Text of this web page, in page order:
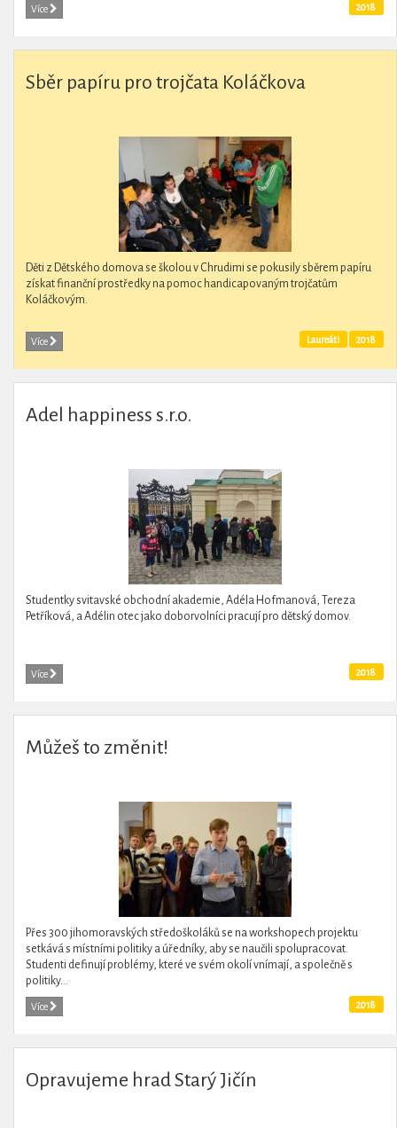
Více 2018
Sběr papíru pro trojčata Koláčkova
Děti z Dětského domova se školou v Chrudimi se pokusily sběrem papíru
získat finanční prostředky na pomoc handicapovaným trojčatům
Koláčkovým.
Více 2018
Laureáti
Adel happiness s.r.o.
Studentky svitavské obchodní akademie, Adéla Hofmanová, Tereza
Petříková, a Adélin otec jako doborvolníci pracují pro dětský domov.
Více 2018
Můžeš to změnit!
Přes 300 jihomoravských středoškoláků se na workshopech projektu
setkává s místními politiky a úředníky, aby se naučili spolupracovat.
Studenti definují problémy, které ve svém okolí vnímají, a společně s
politiky...
Více 2018
Opravujeme hrad Starý Jičín